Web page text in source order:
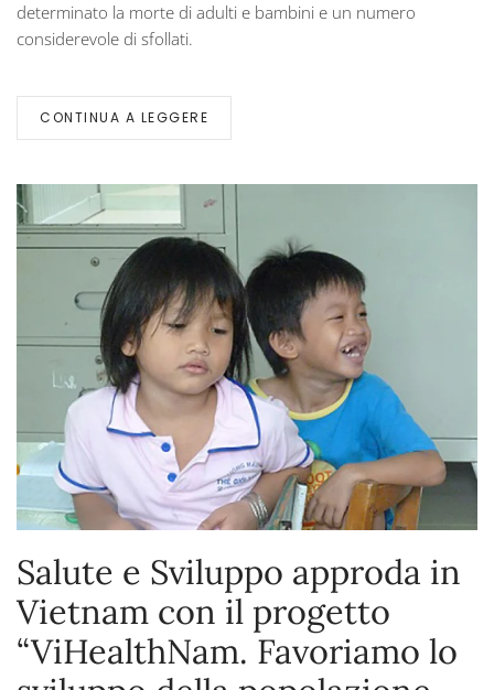
determinato la morte di adulti e bambini e un numero
considerevole di sfollati.
CONTINUA A LEGGERE
Salute e Sviluppo approda in
Vietnam con il progetto
“ViHealthNam. Favoriamo lo